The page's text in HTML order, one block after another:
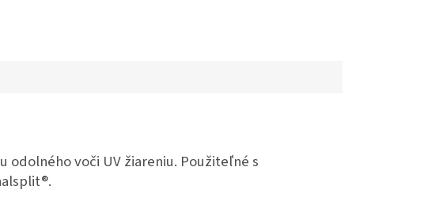
odolného voči UV žiareniu. Použiteľné s